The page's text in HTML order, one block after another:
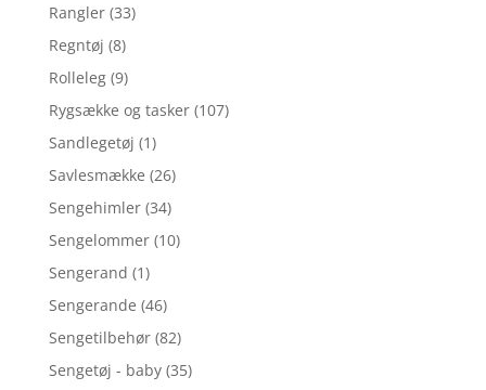
Rangler (33)
Regntøj (8)
Rolleleg (9)
Rygsække og tasker (107)
Sandlegetøj (1)
Savlesmække (26)
Sengehimler (34)
Sengelommer (10)
Sengerand (1)
Sengerande (46)
Sengetilbehør (82)
Sengetøj - baby (35)